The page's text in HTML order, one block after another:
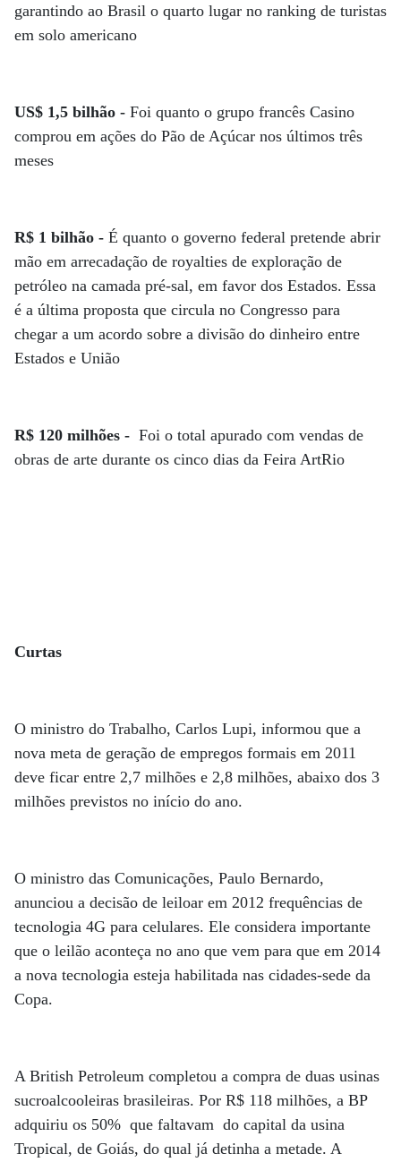
garantindo ao Brasil o quarto lugar no ranking de turistas
em solo americano
US$ 1,5 bilhão - Foi quanto o grupo francês Casino
comprou em ações do Pão de Açúcar nos últimos três
meses
R$ 1 bilhão - É quanto o governo federal pretende abrir
mão em arrecadação de royalties de exploração de
petróleo na camada pré-sal, em favor dos Estados. Essa
é a última proposta que circula no Congresso para
chegar a um acordo sobre a divisão do dinheiro entre
Estados e União
R$ 120 milhões - Foi o total apurado com vendas de
obras de arte durante os cinco dias da Feira ArtRio
Curtas
O ministro do Trabalho, Carlos Lupi, informou que a
nova meta de geração de empregos formais em 2011
deve ficar entre 2,7 milhões e 2,8 milhões, abaixo dos 3
milhões previstos no início do ano.
O ministro das Comunicações, Paulo Bernardo,
anunciou a decisão de leiloar em 2012 frequências de
tecnologia 4G para celulares. Ele considera importante
que o leilão aconteça no ano que vem para que em 2014
a nova tecnologia esteja habilitada nas cidades-sede da
Copa.
A British Petroleum completou a compra de duas usinas
sucroalcooleiras brasileiras. Por R$ 118 milhões, a BP
adquiriu os 50% que faltavam do capital da usina
Tropical, de Goiás, do qual já detinha a metade. A